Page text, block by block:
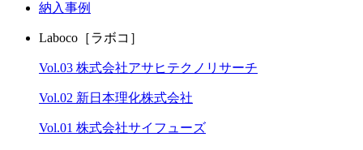
納入事例
Laboco［ラボコ］
Vol.03 株式会社アサヒテクノリサーチ
Vol.02 新日本理化株式会社
Vol.01 株式会社サイフューズ